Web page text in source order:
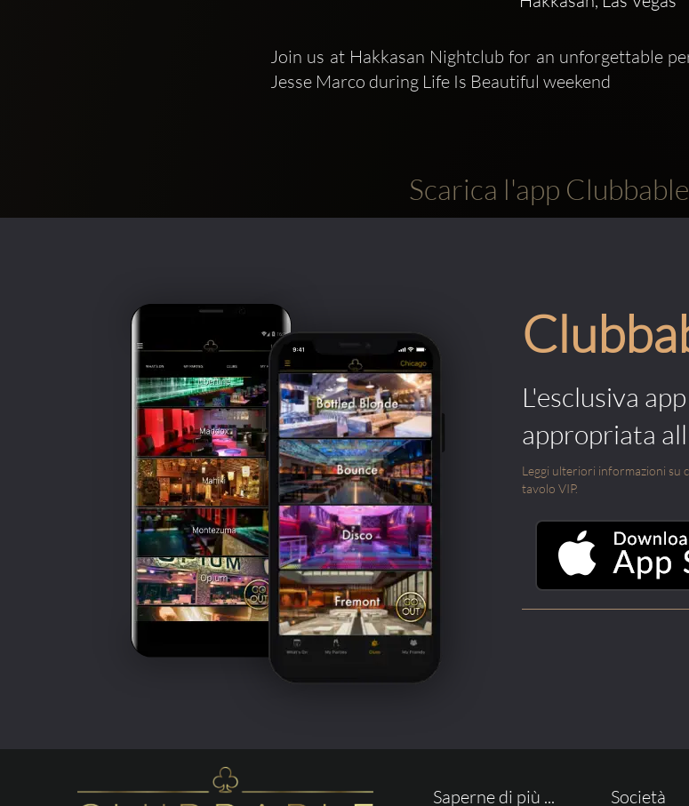
Join us at Hakkasan Nightclub for an unforgettable
Jesse Marco during Life Is Beautiful weekend
Scarica l'app
L'esclusiva
appropriata
Leggi ulteriori informazioni su
tavolo VIP.
Saperne di più ... Società